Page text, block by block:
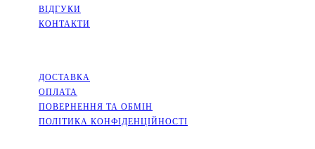
ВІДГУКИ
КОНТАКТИ
ДОСТАВКА
ОПЛАТА
ПОВЕРНЕННЯ ТА ОБМІН
ПОЛІТИКА КОНФІДЕНЦІЙНОСТІ